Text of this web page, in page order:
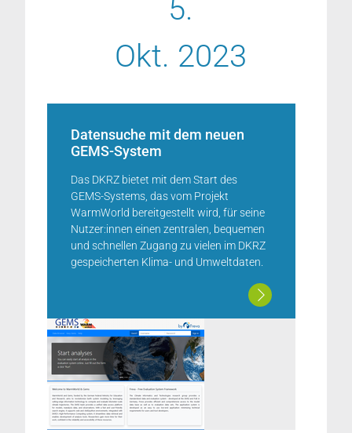
5.
Okt. 2023
Datensuche mit dem neuen
GEMS-System
Das DKRZ bietet mit dem Start des
GEMS-Systems, das vom Projekt
WarmWorld bereitgestellt wird, für seine
Nutzer:innen einen zentralen, bequemen
und schnellen Zugang zu vielen im DKRZ
gespeicherten Klima- und Umweltdaten.